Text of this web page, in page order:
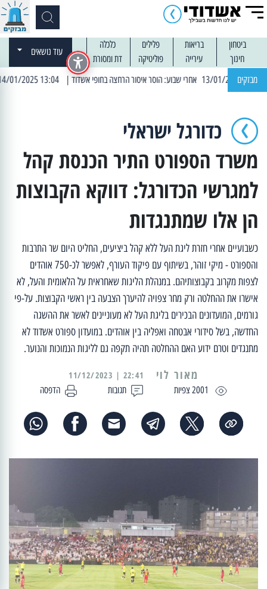
ביטחון בריאות פלילים
כלכלה
חינוך
עירייה פוליטיקה דת ומסורת
עוד נושאים
מבזקים | 13:04 14/01/2025 עובדים בלילות: עבודות קרצוף וריבוד אספלט
כדורגל ישראלי
משרד הספורט התיר הכנסת קהל
למגרשי הכדורגל: דווקא הקבוצות
הן אלו שמתנגדות
כשבועיים אחרי חזרת ליגת העל ללא קהל ביציעים, החליט היום שר התרבות
והספורט - מיקי זוהר, בשיתוף עם פיקוד העורף, לאפשר לכ-750 אוהדים
לצפות מקרוב בקבוצותיהם. במנהלת הליגות שאחראית על הלאומית והעל, לא
אישרו את ההחלטה ורק מחר צפויה להיערך הצבעה בין ראשי הקבוצות. על-פי
גורמים, המועדונים הבכירים בליגת העל לא מעוניינים לאשר את ההשגה
החדשה, בשל סידורי אבטחה ואפליה בין אוהדים. במועדון ספורט אשדוד לא
מתנגדים וטרם ידוע האם ההחלטה תהיה תקפה גם לליגות הנמוכות והנוער.
2001 צפיות תגובות הדפסה
מאור לוי 22:41 | 11/12/2023